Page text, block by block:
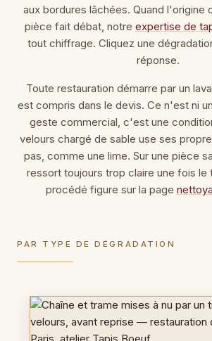
aux bordures lâchées. Quand l'origine
pièce fait débat, notre expertise de
tout chiffrage. Cliquez une
réponse.
Toute restauration démarre par un
est compris dans le devis. Ce n'est ni
geste commercial, c'est une
velours chargé de sable use ses
pas, comme une lime. Sur une pièce
ressort toujours trop claire une fois le
procédé figure sur la page
PAR TYPE DE DÉGRADATION